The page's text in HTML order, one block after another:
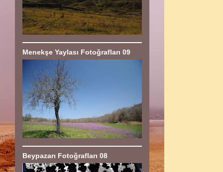
Menekşe Yaylası Fotoğrafları 09
Beypazarı Fotoğrafları 08